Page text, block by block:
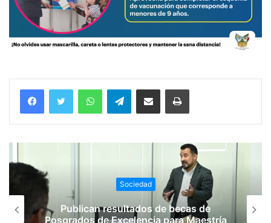
WhatsAppTelegramCompartir vía email Imprimir
Sociedad
Publican resultados de becas de
Posgrados de Excelencia para Maestría